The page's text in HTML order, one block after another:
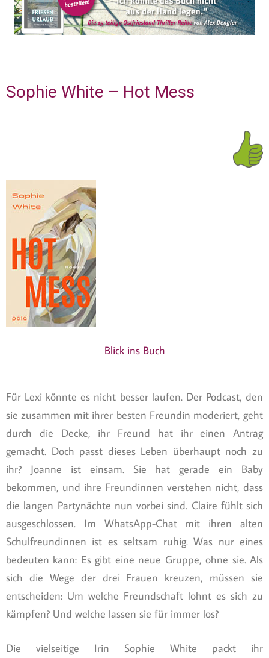
Sophie White – Hot Mess
Blick ins Buch
Für Lexi könnte es nicht besser laufen. Der Podcast, den
sie zusammen mit ihrer besten Freundin moderiert, geht
durch die Decke, ihr Freund hat ihr einen Antrag
gemacht. Doch passt dieses Leben überhaupt noch zu
ihr? Joanne ist einsam. Sie hat gerade ein Baby
bekommen, und ihre Freundinnen verstehen nicht, dass
die langen Partynächte nun vorbei sind. Claire fühlt sich
ausgeschlossen. Im WhatsApp-Chat mit ihren alten
Schulfreundinnen ist es seltsam ruhig. Was nur eines
bedeuten kann: Es gibt eine neue Gruppe, ohne sie. Als
sich die Wege der drei Frauen kreuzen, müssen sie
entscheiden: Um welche Freundschaft lohnt es sich zu
kämpfen? Und welche lassen sie für immer los?
Die vielseitige Irin Sophie White packt ihr